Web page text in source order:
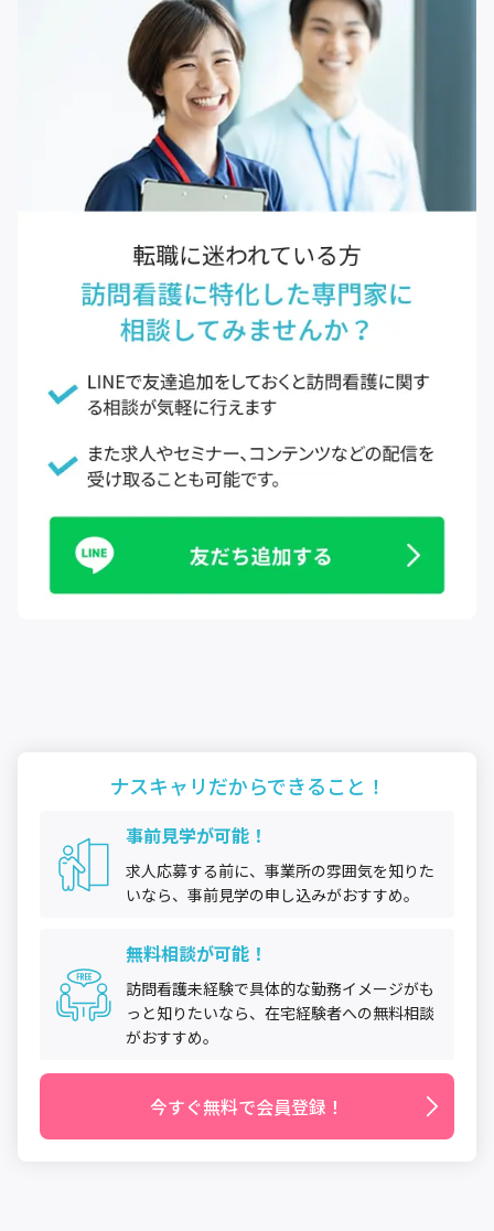
ナスキャリだからできること！
事前見学が可能！
求人応募する前に、事業所の雰囲気を知りた
いなら、事前見学の申し込みがおすすめ。
無料相談が可能！
訪問看護未経験で具体的な勤務イメージがも
っと知りたいなら、在宅経験者への無料相談
がおすすめ。
今すぐ無料で会員登録！